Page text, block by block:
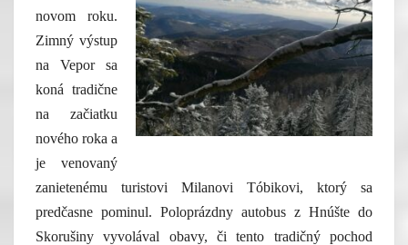
novom roku.
Zimný výstup
na Vepor sa
koná tradične
na začiatku
nového roka a
je venovaný
zanietenému turistovi Milanovi Tóbikovi, ktorý sa
predčasne pominul. Poloprázdny autobus z Hnúšte do
Skorušiny vyvolával obavy, či tento tradičný pochod